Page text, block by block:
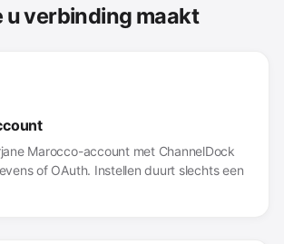
u verbinding maakt
Marocco-account met ChannelDock
of OAuth. Instellen duurt slechts een